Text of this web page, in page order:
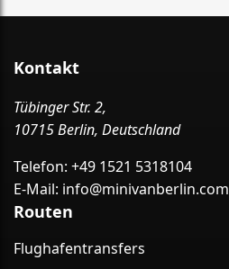
Kontakt
Tübinger Str. 2,
10715 Berlin, Deutschland
Telefon: +49 1521 5318104
E-Mail: info@minivanberlin.com
Routen
Flughafentransfers